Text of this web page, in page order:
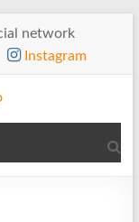
network
Instagram